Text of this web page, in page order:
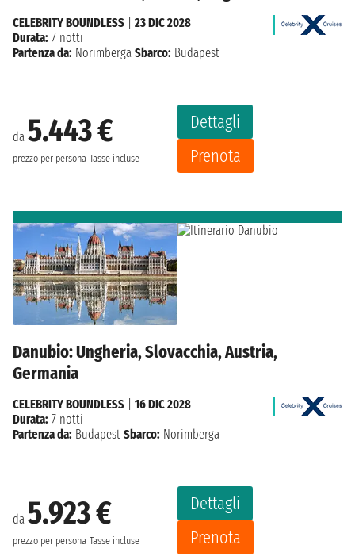
da 5.443 €
prezzo per persona Tasse incluse
Dettagli
Prenota
CELEBRITY BOUNDLESS
23 DIC 2028
Durata: 7 notti
Partenza da: Norimberga Sbarco: Budapest
Danubio: Ungheria, Slovacchia, Austria,
Germania
da 5.923 €
prezzo per persona Tasse incluse
Dettagli
Prenota
CELEBRITY BOUNDLESS
16 DIC 2028
Durata: 7 notti
Partenza da: Budapest Sbarco: Norimberga